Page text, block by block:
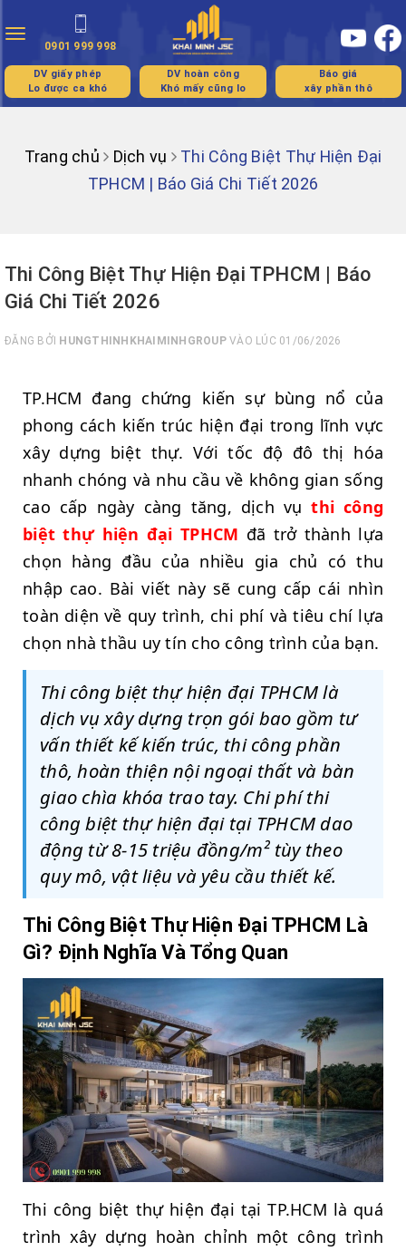
Toggle
navigation
0901 999 998
DV giấy phép
Lo được ca khó
DV hoàn công
Khó mấy cũng lo
Báo giá
xây phần thô
Trang chủ Dịch vụ
Thi Công Biệt Thự Hiện Đại
TPHCM | Báo Giá Chi Tiết 2026
Thi Công Biệt Thự Hiện Đại TPHCM | Báo
Giá Chi Tiết 2026
ĐĂNG BỞI HUNGTHINHKHAIMINHGROUPVÀO LÚC 01/06/2026
TP.HCM đang chứng kiến sự bùng nổ của
phong cách kiến trúc hiện đại trong lĩnh vực
xây dựng biệt thự. Với tốc độ đô thị hóa
nhanh chóng và nhu cầu về không gian sống
cao cấp ngày càng tăng, dịch vụthi công
biệt thự hiện đại TPHCM đã trở thành lựa
chọn hàng đầu của nhiều gia chủ có thu
nhập cao. Bài viết này sẽ cung cấp cái nhìn
toàn diện về quy trình, chi phí và tiêu chí lựa
chọn nhà thầu uy tín cho công trình của bạn.
Thi công biệt thự hiện đại TPHCM là
dịch vụ xây dựng trọn gói bao gồm tư
vấn thiết kế kiến trúc, thi công phần
thô, hoàn thiện nội ngoại thất và bàn
giao chìa khóa trao tay. Chi phí thi
công biệt thự hiện đại tại TPHCM dao
động từ 8-15 triệu đồng/m² tùy theo
quy mô, vật liệu và yêu cầu thiết kế.
Thi Công Biệt Thự Hiện Đại TPHCM Là
Gì? Định Nghĩa Và Tổng Quan
Thi công biệt thự hiện đại tại TP.HCM là quá
trình xây dựng hoàn chỉnh một công trình